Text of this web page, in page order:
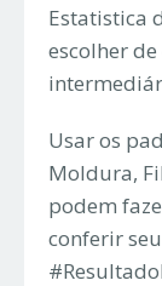
Estatistica
escolher
Usar os
Moldura,
podem
conferir